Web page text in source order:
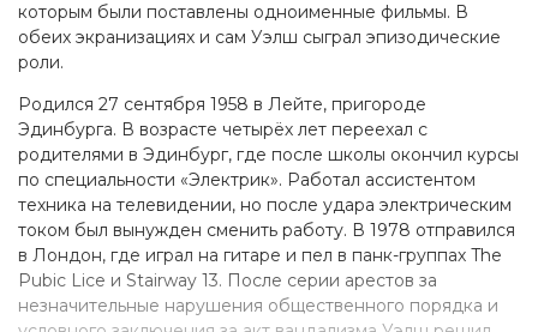
которым были поставлены одноименные фильмы. В
обеих экранизациях и сам Уэлш сыграл эпизодические
роли.
Родился 27 сентября 1958 в Лейте, пригороде
Эдинбурга. В возрасте четырёх лет переехал с
родителями в Эдинбург, где после школы окончил курсы
по специальности «Электрик». Работал ассистентом
техника на телевидении, но после удара электрическим
током был вынужден сменить работу. В 1978 отправился
в Лондон, где играл на гитаре и пел в панк-группах The
Pubic Lice и Stairway 13. После серии арестов за
незначительные нарушения общественного порядка и